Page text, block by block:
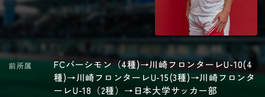
前所属
FCパーシモン（4種)→川崎フロンターレU-10(4
種)→川崎フロンターレU-15(3種)→川崎フロンタ
ーレU-18（2種）→日本大学サッカー部